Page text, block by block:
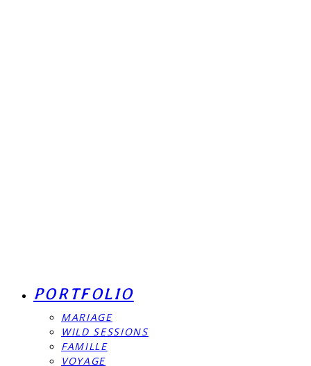
PORTFOLIO
MARIAGE
WILD SESSIONS
FAMILLE
VOYAGE